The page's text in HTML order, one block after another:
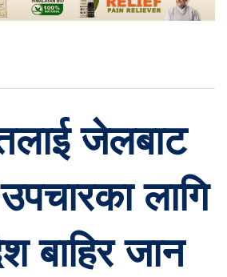
जेलबाट
लागि
बाहिर जान